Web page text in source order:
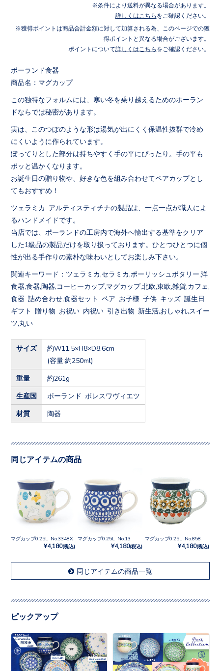
条件により送料が異なる場合があります。
詳しくはこちら をご確認ください。
獲得ポイントは商品合計金額に対して加算される為、このページでの獲
得ポイントと異なる場合がございます。
ポイントについて詳しくはこちら をご確認ください。
ポーランド食器
商品名：マグカップ
この独特なフォルムには、寒い冬を乗り越えるためのポーラン
ドならでは秘密があります。
実は、このつぼのような形は湯気が出にくく保温性抜群で冷め
にくいように作られています。
ぽってりとした部分は持ちやすく手の平にぴったり。手の平も
ポッと温かくなります。
お誕生日の贈り物や、好きな色を組み合わせてペアカップとし
てもおすすめ！
ツェラミカ アルティスティチナの製品は、一点一点が職人によ
るハンドメイドです。
当店では、ポーランドの工房内で海外へ輸出する基準をクリア
した1級品の製品だけを取り扱っております。ひとつひとつに個
性が出る手作りの素朴な味わいとしてお楽しみ下さい。
関連キーワード：ツェラミカ,セラミカ,ポーリッシュポタリー,洋
食器,食器,陶器,コーヒーカップ,マグカップ,北欧,東欧,雑貨,カフェ,
食器 詰め合わせ,食器セット ペア お子様 子供 キッズ 誕生日
ギフト 贈り物 お祝い 内祝い 引き出物 新生活,おしゃれ,スイー
ツ,丸い
サイズ
約W11.5×H8×D8.6cm
(容量:約250ml)
重量 約261g
生産国 ポーランド ボレスワヴィエツ
材質 陶器
同じアイテムの商品
マグカップ0.25L No.3348X
¥4,180(税込)
マグカップ0.25L No.13
¥4,180(税込)
マグカップ0.25L No.858
¥4,180(税込)
同じアイテムの商品一覧
ピックアップ